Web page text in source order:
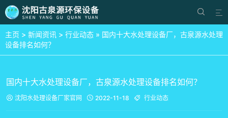


主页 > 新闻资讯 > 行业动态 » 国内十大水处理设备厂，古泉源水处理
设备排名如何？
国内十大水处理设备厂，古泉源水处理设备排名如何？
 沈阳水处理设备厂家官网  2022-11-18  行业动态